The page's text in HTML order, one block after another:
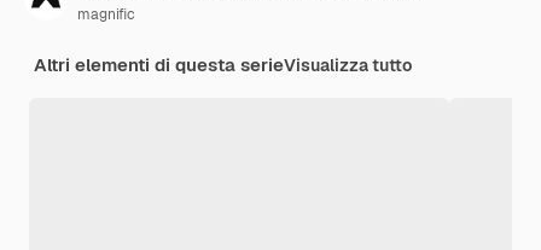
magnific
Altri elementi di questa serieVisualizza tutto